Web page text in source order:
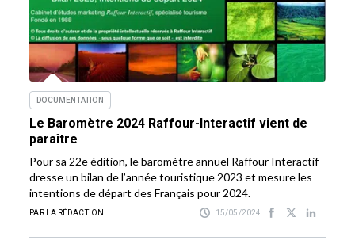
DOCUMENTATION
Le Baromètre 2024 Raffour-Interactif vient de
paraître
Pour sa 22e édition, le baromètre annuel Raffour Interactif
dresse un bilan de l’année touristique 2023 et mesure les
intentions de départ des Français pour 2024.
PAR LA RÉDACTION 15/05/2024